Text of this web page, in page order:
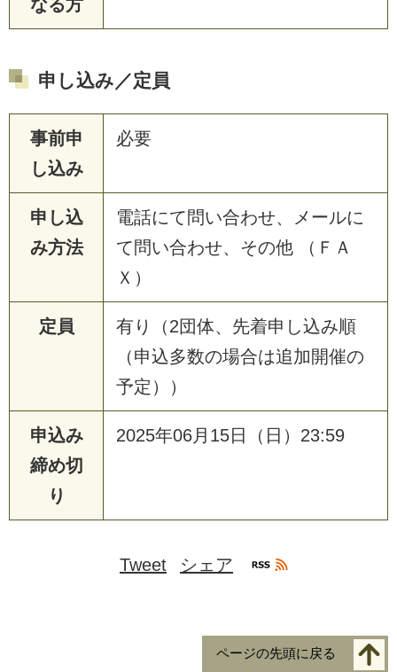
なる方
申し込み／定員
事前申
し込み
必要
申し込
み方法
電話にて問い合わせ、メールに
て問い合わせ、その他 （ＦＡ
Ｘ）
定員
有り（2団体、先着申し込み順
（申込多数の場合は追加開催の
予定））
申込み
締め切
り
2025年06月15日（日）23:59
Tweet シェア
ページの先頭に戻る